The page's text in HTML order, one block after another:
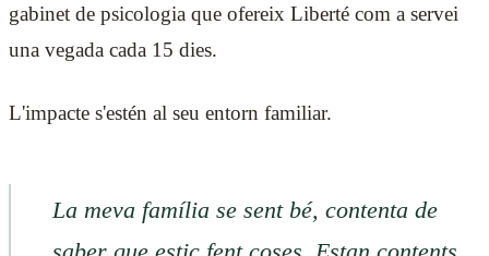
gabinet de psicologia que ofereix Liberté com a servei
una vegada cada 15 dies.
L'impacte s'estén al seu entorn familiar.
La meva família se sent bé, contenta de